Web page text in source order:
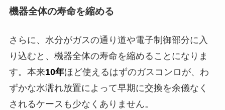
機器全体の寿命を縮める
さらに、水分がガスの通り道や電子制御部分に入
り込むと、機器全体の寿命を縮めることになりま
す。本来10年ほど使えるはずのガスコンロが、わ
ずかな水濡れ放置によって早期に交換を余儀なく
されるケースも少なくありません。